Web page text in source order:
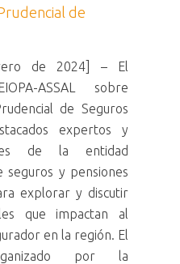
de
de 2024] – El
ASSAL sobre
de Seguros
expertos y
de la entidad
seguros y pensiones
explorar y discutir
que impactan al
en la región. El
por la